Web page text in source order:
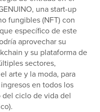
una start-up
fungibles (NFT) con
específico de este
aprovechar su
y su plataforma de
sectores,
arte y la moda, para
en todos los
ciclo de vida del